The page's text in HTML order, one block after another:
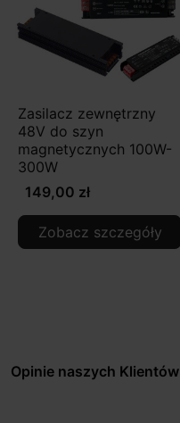
Zasilacz zewnętrzny
48V do szyn
magnetycznych 100W-
300W
149,00 zł
Zobacz szczegóły
Opinie naszych Klientów